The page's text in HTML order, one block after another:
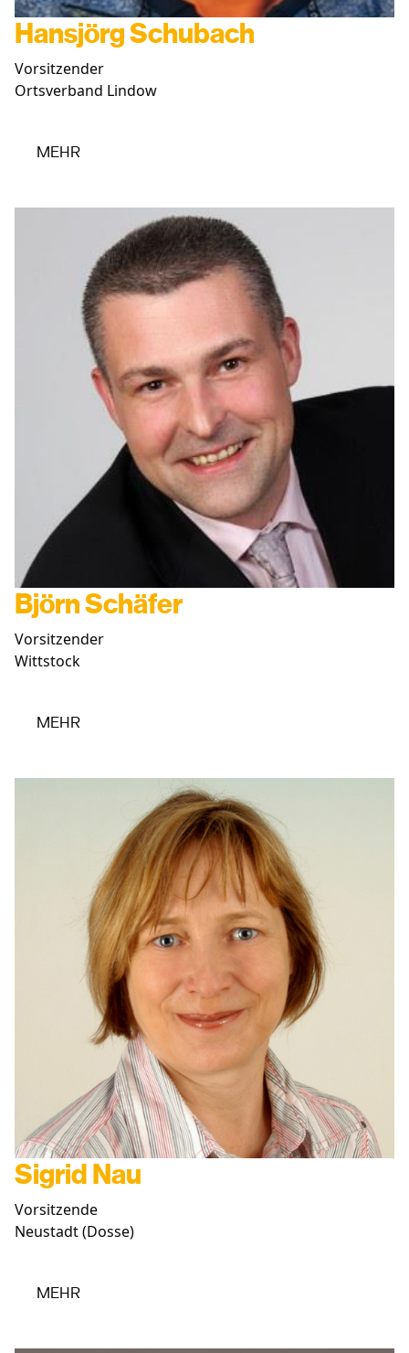
Hansjörg Schubach
Vorsitzender
Ortsverband Lindow
MEHR
Björn Schäfer
Vorsitzender
Wittstock
MEHR
Sigrid Nau
Vorsitzende
Neustadt (Dosse)
MEHR